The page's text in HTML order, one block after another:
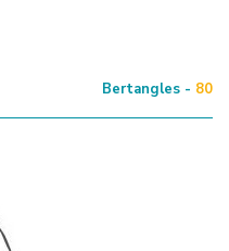
Bertangles - 80